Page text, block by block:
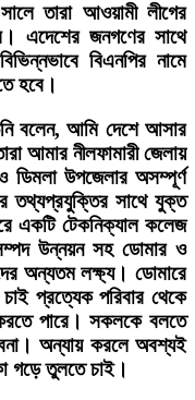
তারা আওয়ামী লীগের
এদেশের জনগণের সাথে
বিএনপির নামে
হবে।
বলেন, আমি দেশে আসার
আমার নীলফামারী জেলায়
উপজেলার অসম্পূর্ণ
সাথে যুক্ত
একটি টেকনিক্যাল কলেজ
উন্নয়ন সহ ডোমার ও
অন্যতম লক্ষ্য। ডোমারে
প্রত্যেক পরিবার থেকে
পারে। সকলকে বলতে
অন্যায় করলে অবশ্যই
গড়ে তুলতে চাই।